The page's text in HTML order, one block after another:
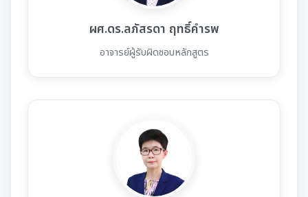
ผศ.ดร.ลภัสรดา ฤทธิ์คำรพ
อาจารย์ผู้รับผิดชอบหลักสูตร